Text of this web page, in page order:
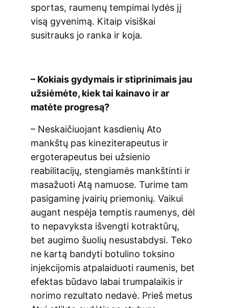
sportas, raumenų tempimai lydės jį
visą gyvenimą. Kitaip visiškai
susitrauks jo ranka ir koja.
– Kokiais gydymais ir stiprinimais jau
užsiėmėte, kiek tai kainavo ir ar
matėte progresą?
– Neskaičiuojant kasdienių Ato
mankštų pas kineziterapeutus ir
ergoterapeutus bei užsienio
reabilitacijų, stengiamės mankštinti ir
masažuoti Atą namuose. Turime tam
pasigaminę įvairių priemonių. Vaikui
augant nespėja temptis raumenys, dėl
to nepavyksta išvengti kotraktūrų,
bet augimo šuolių nesustabdysi. Teko
ne kartą bandyti botulino toksino
injekcijomis atpalaiduoti raumenis, bet
efektas būdavo labai trumpalaikis ir
norimo rezultato nedavė. Prieš metus